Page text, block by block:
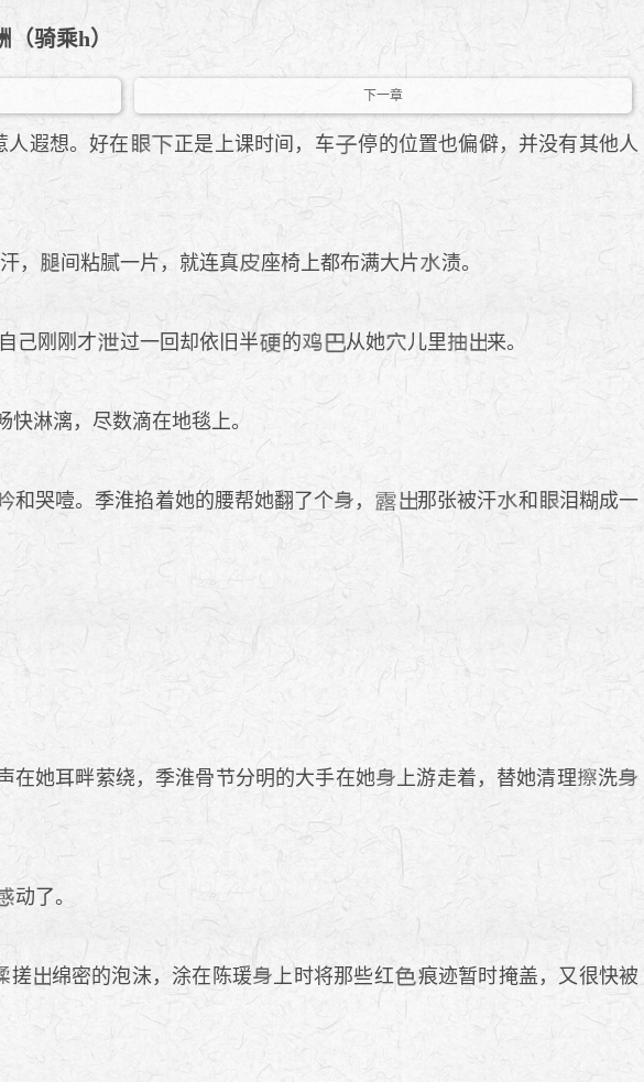
骑乘h）
下一章
人遐想。好在 正是上课时间，车
停的位置也偏僻，并没有其他人
， 间粘腻一片，就连真 座椅上都布满大片 渍。
己刚刚才 过一回却依旧半 的 从她 儿里 来。
快淋漓，尽数滴在地毯上。
和哭噎。季淮掐着她的腰帮她翻了个 ， 那张被汗 和
泪糊成一
在她耳畔萦绕，季淮骨节分明的大手在她 上游走着，替她清理
洗
动了。
搓 绵密的泡沫，涂在陈瑗 上时将那些红
痕迹暂时掩盖，又很快被